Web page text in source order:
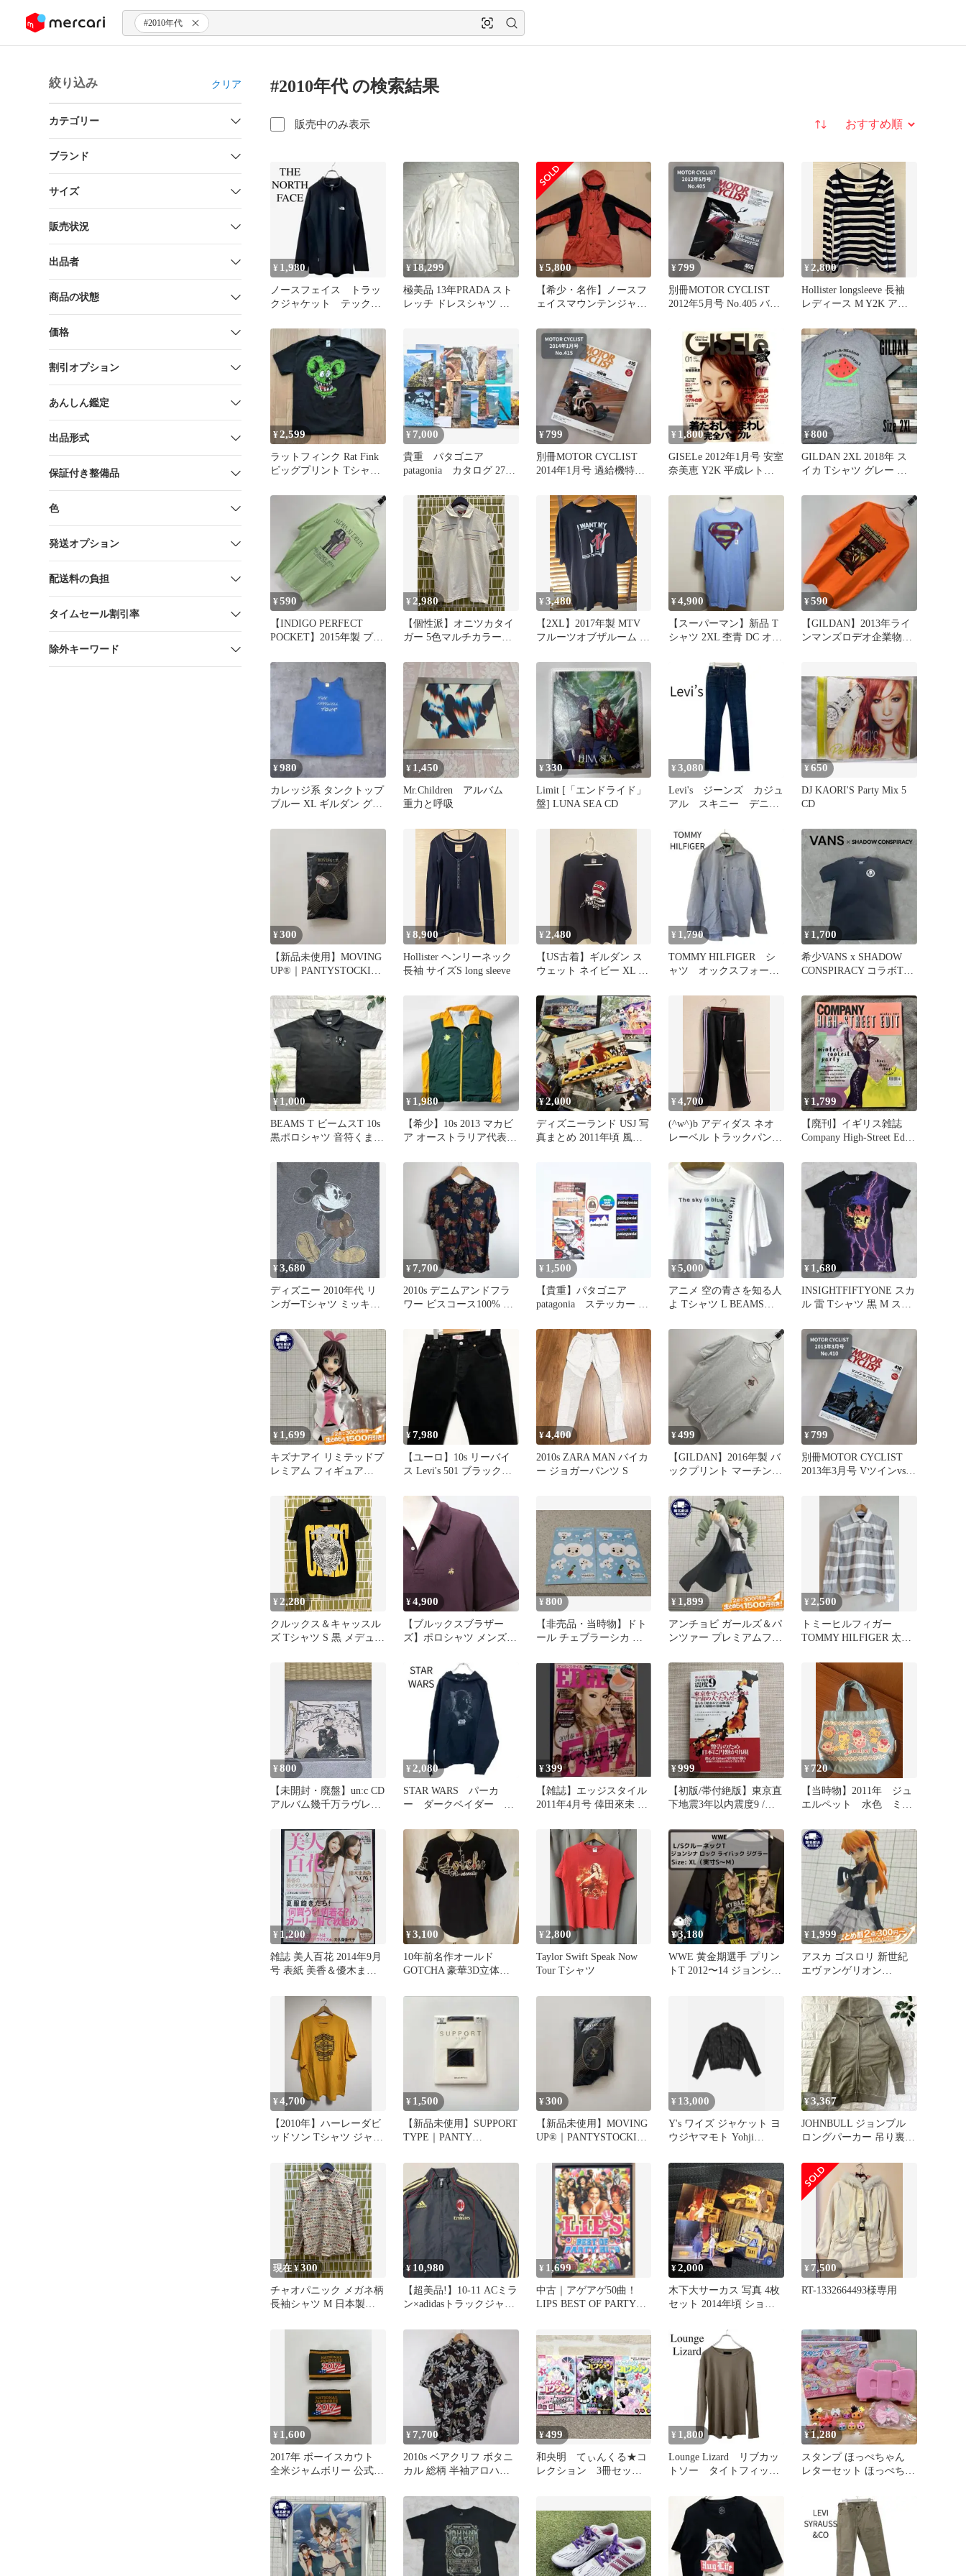
ツにスキップ #2010年代
絞り込み クリア
カテゴリー
ブランド
サイズ
販売状況
出品者
商品の状態
価格
割引オプション
あんしん鑑定
出品形式
保証付き整備品
色
発送オプション
配送料の負担
タイムセール割引率
除外キーワード
#2010年代 の検索結果
販売中のみ表示 並び替え
¥ 1,980
ノースフェイス トラッ
クジャケット テック
黒 95 古着
¥ 18,299
極美品 13年PRADA スト
レッチ ドレスシャツ オ
¥5,800
【希少・名作】ノースフ
ェイスマウンテンジャケ
¥ 799
別冊MOTOR CYCLIST
2012年5月号 No.405 バイ
¥ 2,800
Hollister longsleeve 長袖
レディース M Y2K アメ
¥2,599
ラットフィンク Rat Fink
ビッグプリント Tシャツ
¥ 7,000
貴重 パタゴニア
patagonia カタログ 27
¥ 799
別冊MOTOR CYCLIST
2014年1月号 過給機特集
¥ 1,800
GISELe 2012年1月号 安室
奈美恵 Y2K 平成レトロ
¥800
GILDAN 2XL 2018年 ス
イカ Tシャツ グレー 企
¥590
【INDIGO PERFECT
POCKET】2015年製 プリ
¥ 2,980
【個性派】オニツカタイ
ガー 5色マルチカラー刺
M（US:S）白
¥3,480
【2XL】2017年製 MTV
フルーツオブザルーム ビ
¥4,900
【スーパーマン】新品 T
シャツ 2XL 杢青 DC オフ
¥590
【GILDAN】2013年ライ
ンマンズロデオ企業物プ
¥980
カレッジ系 タンクトップ
ブルー XL ギルダン グラ
¥ 1,450
Mr.Children アルバム
重力と呼吸
¥330
Limit [「エンドライド」
盤] LUNA SEA CD
¥ 3,080
Levi's ジーンズ カジュ
アル スキニー デニ
着
¥650
DJ KAORI'S Party Mix 5
CD
¥300
【新品未使用】MOVING
UP®︎｜PANTYSTOCKING
¥8,900
Hollister ヘンリーネック
長袖 サイズS long sleeve
¥ 2,480
【US古着】ギルダン ス
ウェット ネイビー XL ビ
ット
¥ 1,790
TOMMY HILFIGER シ
ャツ オックスフォー
古着
¥ 1,700
希少VANS x SHADOW
CONSPIRACY コラボTシ
¥1,000
BEAMS T ビームスT 10s
黒ポロシャツ 音符くま刺
¥ 1,980
【希少】10s 2013 マカビ
ア オーストラリア代表
¥2,000
ディズニーランド USJ 写
真まとめ 2011年頃 風景
¥4,700
(^w^)b アディダス ネオ
レーベル トラックパンツ
ステルカラー ピンク パ
ープル 紫 3本ライン ジャ
ージ レディース ボトム
ス フレア ブーツカット
2011年製 平成レトロ Y2K
古着 OM13346MR
¥ 1,799
【廃刊】イギリス雑誌
Company High-Street Edit
¥3,680
ディズニー 2010年代 リ
ンガーTシャツ ミッキー
¥ 7,700
2010s デニムアンドフラ
ワー ビスコース100% 総
¥ 1,500
【貴重】パタゴニア
patagonia ステッカー 6
¥5,000
アニメ 空の青さを知る人
よ Tシャツ L BEAMS
¥ 1,680
INSIGHTFIFTYONE スカ
ル 雷 Tシャツ 黒 M スト
¥ 1,699
キズナアイ リミテッドプ
レミアム フィギュア
¥7,980
【ユーロ】10s リーバイ
ス Levi's 501 ブラックデ
¥4,400
2010s ZARA MAN バイカ
ー ジョガーパンツ S
¥499
【GILDAN】2016年製 バ
ックプリント マーチング
¥ 799
別冊MOTOR CYCLIST
2013年3月号 Vツインvsパ
¥ 2,280
クルックス＆キャッスル
ズ Tシャツ S 黒 メデュー
¥4,900
【ブルックスブラザー
ズ】ポロシャツ メンズ
金羊 ポロシャツ 赤タグ
ゴールデンフリース 鹿の
子 オーバーサイズ 訳あ
り品 半袖 アメリカ古着
¥800
【非売品・当時物】ドト
ール チェブラーシカ ス
2011
¥ 1,899
アンチョビ ガールズ＆パ
ンツァー プレミアムフィ
¥ 2,500
トミーヒルフィガー
TOMMY HILFIGER 太ボ
¥800
【未開封・廃盤】un:c CD
アルバム幾千万ラヴレタ
い手
¥ 2,080
STAR WARS パーカ
ー ダークベイダー フ
L 古着
¥399
【雑誌】エッジスタイル
2011年4月号 倖田來未 付
¥999
【初版/帯付絶版】東京直
下地震3年以内震度9 /
本
¥ 720
【当時物】2011年 ジュ
エルペット 水色 ミニ
オ 平成
¥ 1,200
雑誌 美人百花 2014年9月
号 表紙 美香＆優木まお
¥3,100
10年前名作オールド
GOTCHA 豪華3D立体刺
タニカルM
¥2,800
Taylor Swift Speak Now
Tour Tシャツ
¥3,180
WWE 黄金期選手 プリン
トT 2012〜14 ジョンシナ
¥ 1,999
アスカ ゴスロリ 新世紀
エヴァンゲリオン
品
¥4,700
【2010年】ハーレーダビ
ッドソン Tシャツ ジャク
¥ 1,500
【新品未使用】SUPPORT
TYPE｜PANTY
¥300
【新品未使用】MOVING
UP®︎｜PANTYSTOCKING
¥ 13,000
Y's ワイズ ジャケット ヨ
ウジヤマモト Yohji
¥3,367
JOHNBULL ジョンブル
ロングパーカー 吊り裏毛
現在 ¥300
チャオパニック メガネ柄
長袖シャツ M 日本製
¥ 10,980
【超美品!】10-11 ACミラ
ン×adidasトラックジャケ
¥ 1,699
中古｜アゲアゲ50曲！
LIPS BEST OF PARTY
¥2,000
木下大サーカス 写真 4枚
セット 2014年頃 ショー
¥ 7,500
RT-1332664493様専用
¥ 1,600
2017年 ボーイスカウト
全米ジャムボリー 公式
¥ 7,700
2010s ベアクリフ ボタニ
カル 総柄 半袖アロハシ
¥499
和央明 てぃんくる★コ
レクション 3冊セッ
¥ 1,800
Lounge Lizard リブカッ
トソー タイトフィッ
¥1,280
スタンプ ほっぺちゃん
レターセット ほっぺちゃ